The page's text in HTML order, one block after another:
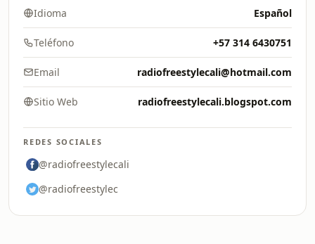
Idioma Español
Teléfono +57 314 6430751
Email radiofreestylecali@hotmail.com
Sitio Web radiofreestylecali.blogspot.com
REDES SOCIALES
@radiofreestylecali
@radiofreestylec